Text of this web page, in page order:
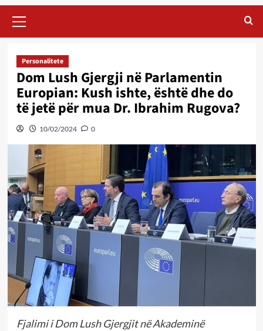
Menu
Personalitete
Dom Lush Gjergji në Parlamentin
Europian: Kush ishte, është dhe do
të jetë për mua Dr. Ibrahim Rugova?
10/02/2024 0
Fjalimi i Dom Lush Gjergjit në Akademinë